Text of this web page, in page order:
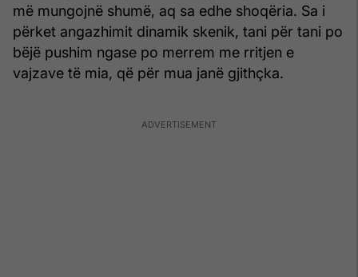
më mungojnë shumë, aq sa edhe shoqëria. Sa i
përket angazhimit dinamik skenik, tani për tani po
bëjë pushim ngase po merrem me rritjen e
vajzave të mia, që për mua janë gjithçka.